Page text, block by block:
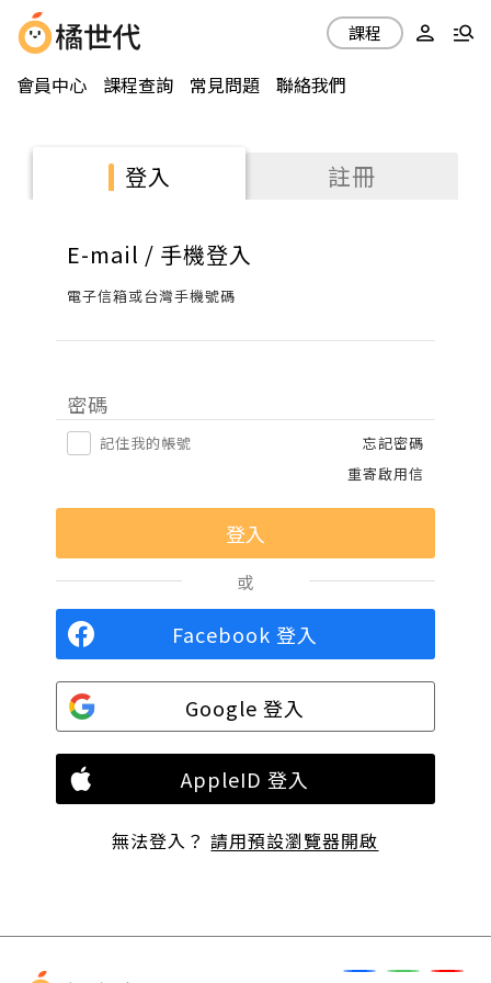
會員中心 課程查詢 常見問題 聯絡我們
課程
登入 註冊
E-mail / 手機登入
電子信箱或台灣手機號碼
密碼
記住我的帳號
忘記密碼
重寄啟用信
或
Facebook 登入
Google 登入
AppleID 登入
無法登入？請用預設瀏覽器開啟